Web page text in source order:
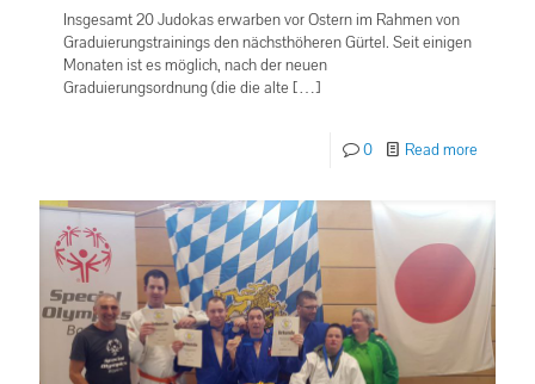
Insgesamt 20 Judokas erwarben vor Ostern im Rahmen von
Graduierungstrainings den nächsthöheren Gürtel. Seit einigen
Monaten ist es möglich, nach der neuen
Graduierungsordnung (die die alte […]
0 Read more